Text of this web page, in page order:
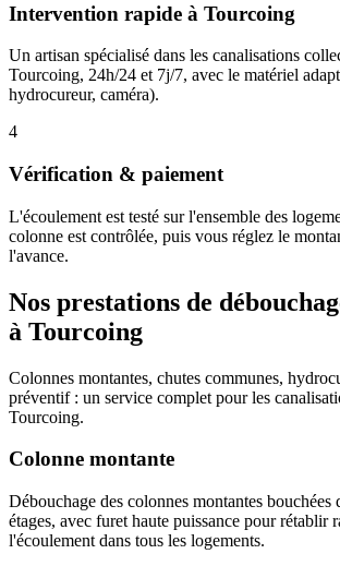
Intervention rapide à Tourcoing
Un artisan spécialisé dans les canalisations
Tourcoing, 24h/24 et 7j/7, avec le matériel
hydrocureur, caméra).
4
Vérification & paiement
L'écoulement est testé sur l'ensemble des
colonne est contrôlée, puis vous réglez le
l'avance.
Nos prestations de
à Tourcoing
Colonnes montantes, chutes communes,
préventif : un service complet pour les
Tourcoing.
Colonne montante
Débouchage des colonnes montantes bouchées
étages, avec furet haute puissance pour rétablir
l'écoulement dans tous les logements.